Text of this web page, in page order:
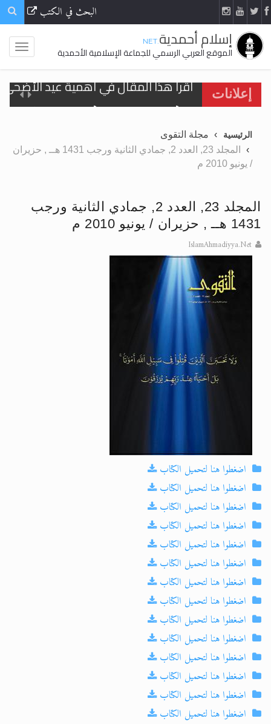
البحث في الكتب
إسلام أحمدية.NET
الموقع العربي الرسمي للجماعة الإسلامية الأحمدية
إعلانات
اقرأ هذا المقال في أهمية عيد
تعميم هامّ لأفراد الجماعة >> المزيد
اقرأ هذا الكتاب وتعرّف على حقيقة
الحجّ.. دلالات، حِكم، وأهداف >> المزيد
اقرأ هذا المقال في أهمية عيد
الرئيسية
مجلة التقوى
المجلد 23, العدد 2, جمادي الثانية ورجب 1431 هــ , حزيران
/ يونيو 2010 م
المجلد 23, العدد 2, جمادي الثانية ورجب
1431 هــ , حزيران / يونيو 2010 م
IslamAhmadiyya.Net
اضغطوا هنا لتحميل الكتاب
اضغطوا هنا لتحميل الكتاب
اضغطوا هنا لتحميل الكتاب
اضغطوا هنا لتحميل الكتاب
اضغطوا هنا لتحميل الكتاب
اضغطوا هنا لتحميل الكتاب
اضغطوا هنا لتحميل الكتاب
اضغطوا هنا لتحميل الكتاب
اضغطوا هنا لتحميل الكتاب
اضغطوا هنا لتحميل الكتاب
اضغطوا هنا لتحميل الكتاب
اضغطوا هنا لتحميل الكتاب
اضغطوا هنا لتحميل الكتاب
اضغطوا هنا لتحميل الكتاب